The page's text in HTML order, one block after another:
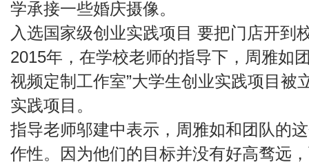
学承接一些婚庆摄像。
入选国家级创业实践项目 要把门店开到
2015年，在学校老师的指导下，周雅如
视频定制工作室”大学生创业实践项目被
实践项目。
指导老师邬建中表示，周雅如和团队的
作性。因为他们的目标并没有好高骛远